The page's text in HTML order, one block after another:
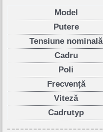
Model
Putere
Tensiune nominală
Cadru
Poli
Frecvență
Viteză
Cadrutyp